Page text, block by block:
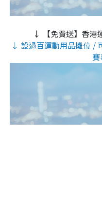
↓ 【免費送】香港
↓ 設過百運動用品攤位 /